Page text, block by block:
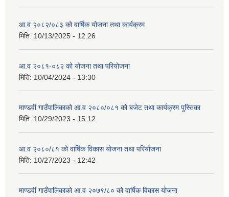
आ.व २०८२/०८३ को वार्षिक योजना तथा कार्यक्रम
मिति: 10/13/2025 - 12:26
आ.व २०८१-०८२ को योजना तथा परियोजना
मिति: 10/04/2024 - 13:30
माण्डवी गाउँपालिकाको आ.व २०८०/०८१ को बजेट तथा कार्यक्रम पुस्तिका
मिति: 10/29/2023 - 15:12
आ.व २०८०/८१ को वार्षिक विकास योजना तथा परियोजना
मिति: 10/27/2023 - 12:42
माण्डवी गाउँपालिकाको आ.व २०७९/८० को वार्षिक विकास योजना